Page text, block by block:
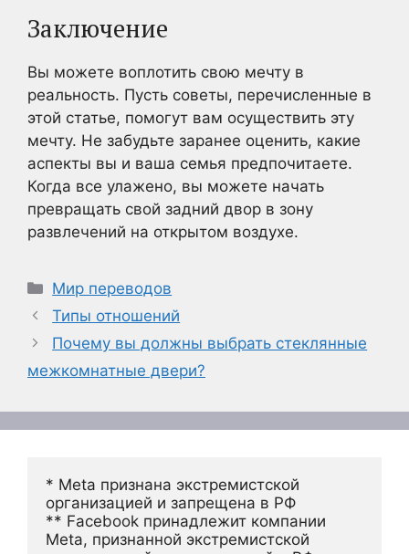
Заключение
Вы можете воплотить свою мечту в
реальность. Пусть советы, перечисленные в
этой статье, помогут вам осуществить эту
мечту. Не забудьте заранее оценить, какие
аспекты вы и ваша семья предпочитаете.
Когда все улажено, вы можете начать
превращать свой задний двор в зону
развлечений на открытом воздухе.
Рубрики
Мир переводов
Типы отношений
Почему вы должны выбрать стеклянные
межкомнатные двери?
* Meta признана экстремистской
организацией и запрещена в РФ
** Facebook принадлежит компании
Meta, признанной экстремистской